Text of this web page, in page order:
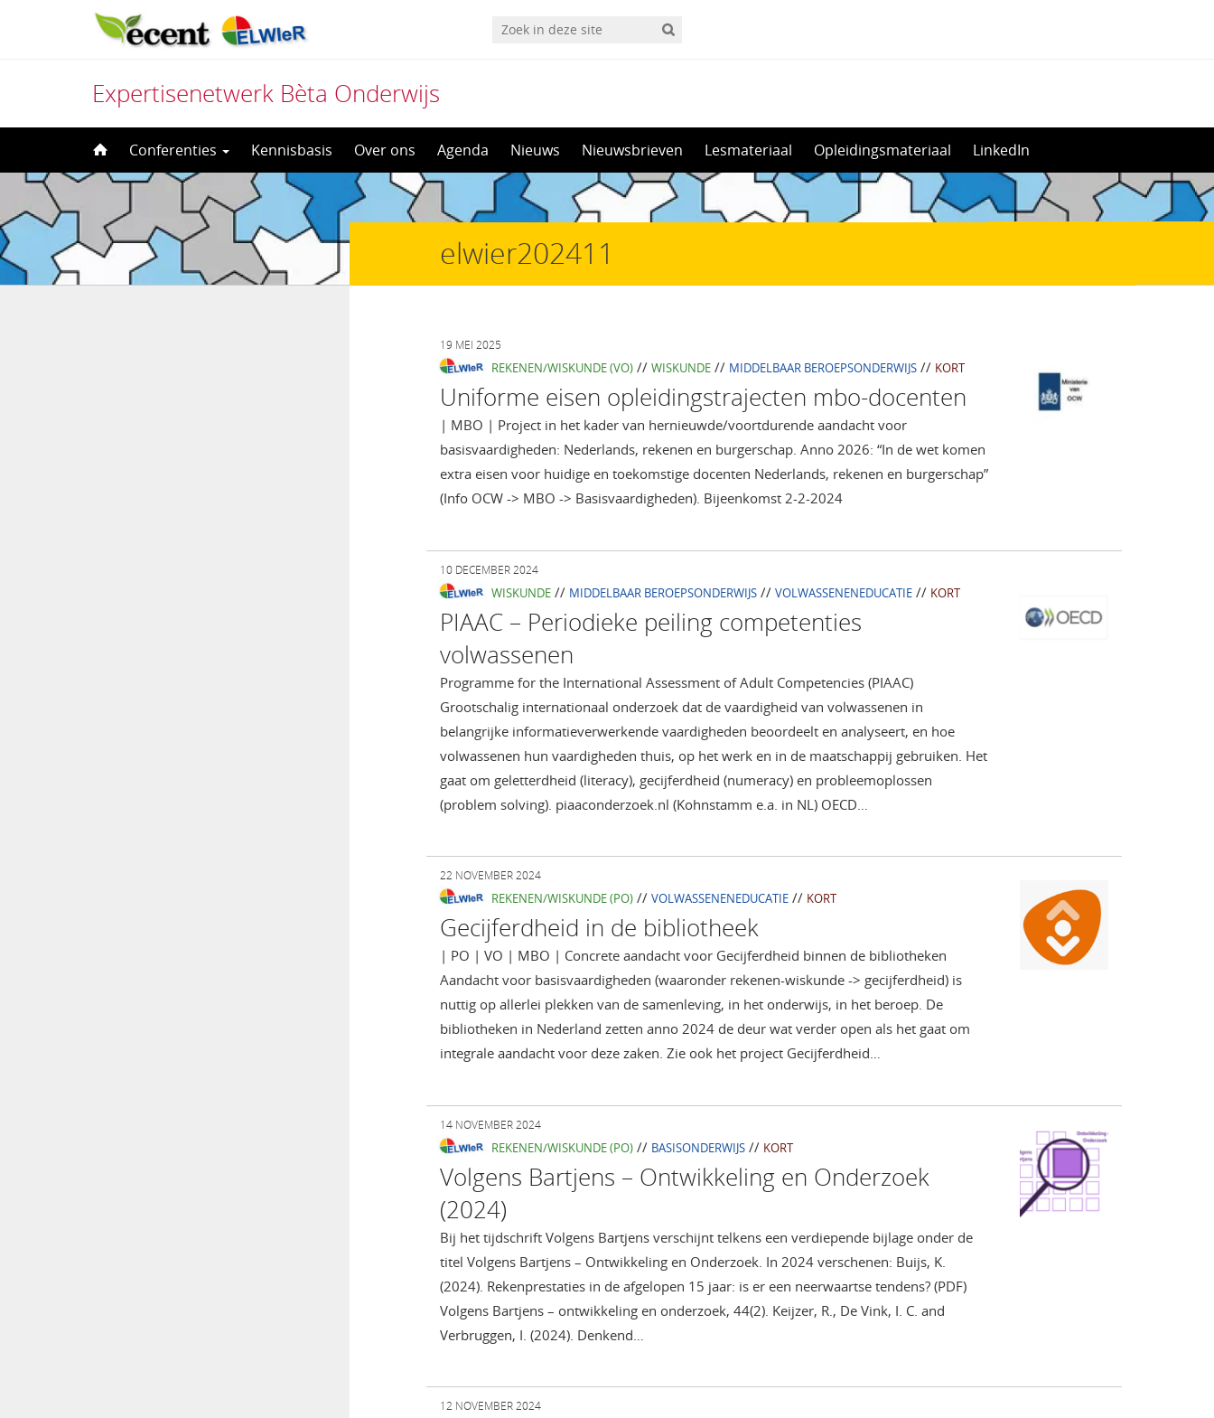
Expertisenetwerk Bèta Onderwijs
naar
inhoud
Conferenties Kennisbasis Over ons Agenda Nieuws Nieuwsbrieven Lesmateriaal Opleidingsmateriaal LinkedIn
elwier202411
19 MEI 2025
REKENEN/WISKUNDE (VO) //WISKUNDE // MIDDELBAAR BEROEPSONDERWIJS // KORT
Uniforme eisen opleidingstrajecten mbo-docenten
| MBO | Project in het kader van hernieuwde/voortdurende aandacht voor
basisvaardigheden: Nederlands, rekenen en burgerschap. Anno 2026: “In de wet komen
extra eisen voor huidige en toekomstige docenten Nederlands, rekenen en burgerschap”
(Info OCW -> MBO -> Basisvaardigheden). Bijeenkomst 2-2-2024
10 DECEMBER 2024
WISKUNDE // MIDDELBAAR BEROEPSONDERWIJS //VOLWASSENENEDUCATIE // KORT
PIAAC – Periodieke peiling competenties
volwassenen
Programme for the International Assessment of Adult Competencies (PIAAC)
Grootschalig internationaal onderzoek dat de vaardigheid van volwassenen in
belangrijke informatieverwerkende vaardigheden beoordeelt en analyseert, en hoe
volwassenen hun vaardigheden thuis, op het werk en in de maatschappij gebruiken. Het
gaat om geletterdheid (literacy), gecijferdheid (numeracy) en probleemoplossen
(problem solving). piaaconderzoek.nl (Kohnstamm e.a. in NL) OECD…
22 NOVEMBER 2024
REKENEN/WISKUNDE (PO) //VOLWASSENENEDUCATIE // KORT
Gecijferdheid in de bibliotheek
| PO | VO | MBO | Concrete aandacht voor Gecijferdheid binnen de bibliotheken
Aandacht voor basisvaardigheden (waaronder rekenen-wiskunde -> gecijferdheid) is
nuttig op allerlei plekken van de samenleving, in het onderwijs, in het beroep. De
bibliotheken in Nederland zetten anno 2024 de deur wat verder open als het gaat om
integrale aandacht voor deze zaken. Zie ook het project Gecijferdheid…
14 NOVEMBER 2024
REKENEN/WISKUNDE (PO) // BASISONDERWIJS // KORT
Volgens Bartjens – Ontwikkeling en Onderzoek
(2024)
Bij het tijdschrift Volgens Bartjens verschijnt telkens een verdiepende bijlage onder de
titel Volgens Bartjens – Ontwikkeling en Onderzoek. In 2024 verschenen: Buijs, K.
(2024). Rekenprestaties in de afgelopen 15 jaar: is er een neerwaartse tendens? (PDF)
Volgens Bartjens – ontwikkeling en onderzoek, 44(2). Keijzer, R., De Vink, I. C. and
Verbruggen, I. (2024). Denkend…
12 NOVEMBER 2024